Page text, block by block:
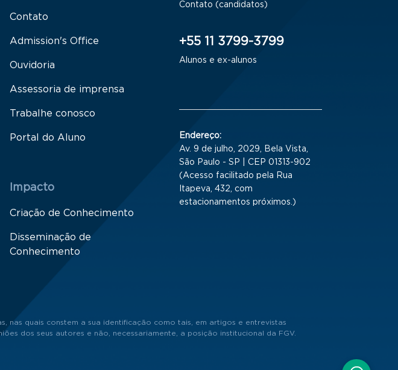
Contato
Admission's Office
Ouvidoria
Assessoria de imprensa
Trabalhe conosco
Portal do Aluno
Impacto
Criação de Conhecimento
Disseminação de
Conhecimento
Contato (candidatos)
+55 11 3799-3799
Alunos e ex-alunos
Endereço:
Av. 9 de julho, 2029, Bela Vista,
São Paulo - SP | CEP 01313-902
(Acesso facilitado pela Rua
Itapeva, 432, com
estacionamentos próximos.)
nas quais constem a sua identificação como tais, em artigos e entrevistas
dos seus autores e não, necessariamente, a posição institucional da FGV.